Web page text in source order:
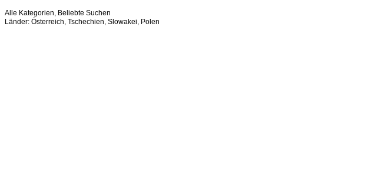
Alle Kategorien, Beliebte Suchen
Länder: Österreich, Tschechien, Slowakei, Polen